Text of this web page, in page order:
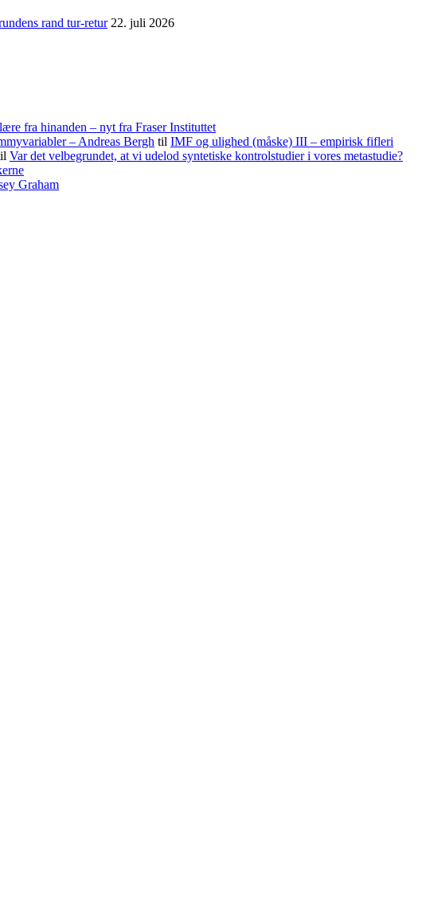
rand tur-retur 22. juli 2026
fra hinanden – nyt fra Fraser Instituttet
– Andreas Bergh til IMF og ulighed (måske) III – empirisk fifleri
Var det velbegrundet, at vi udelod syntetiske kontrolstudier i vores metastudie?
Graham